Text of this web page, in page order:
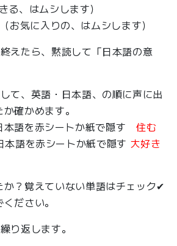
る、はムシします）
（お気に入りの、はムシします）
えたら、黙読して「日本語の意
て、英語・日本語、の順に声に出
確かめます。
語を赤シートか紙で隠す 住む
語を赤シートか紙で隠す 大好き
か？覚えていない単語はチェック✔︎
ださい。
り返します。